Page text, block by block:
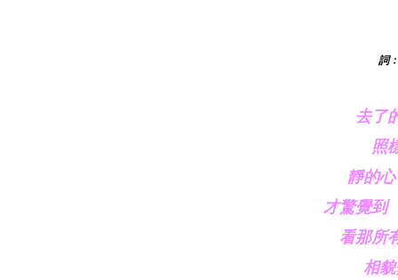
詞
去了
照
靜的心
才驚覺到
看那所
相貌